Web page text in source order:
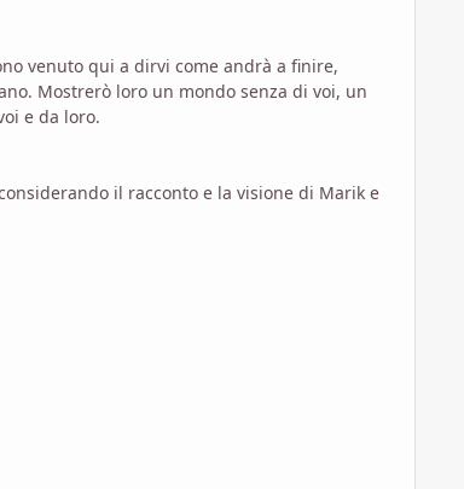
venuto qui a dirvi come andrà a finire,
Mostrerò loro un mondo senza di voi, un
e da loro.
il racconto e la visione di Marik e